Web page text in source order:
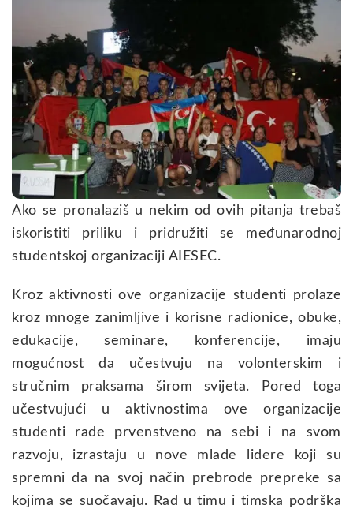
Ako se pronalaziš u nekim od ovih pitanja trebaš
iskoristiti priliku i pridružiti se međunarodnoj
studentskoj organizaciji AIESEC.
Kroz aktivnosti ove organizacije studenti prolaze
kroz mnoge zanimljive i korisne radionice, obuke,
edukacije, seminare, konferencije, imaju
mogućnost da učestvuju na volonterskim i
stručnim praksama širom svijeta. Pored toga
učestvujući u aktivnostima ove organizacije
studenti rade prvenstveno na sebi i na svom
razvoju, izrastaju u nove mlade lidere koji su
spremni da na svoj način prebrode prepreke sa
kojima se suočavaju. Rad u timu i timska podrška